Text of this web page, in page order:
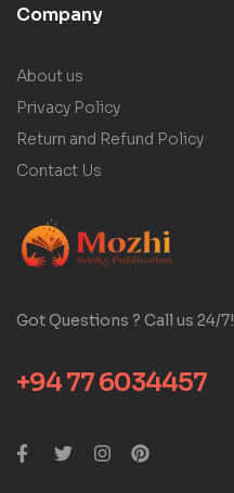
Company
About us
Privacy Policy
Return and Refund Policy
Contact Us
Got Questions ? Call us 24/7!
+94 77 6034457